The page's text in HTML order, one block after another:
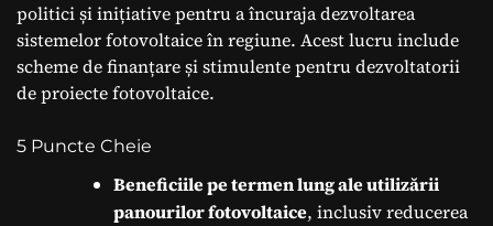
politici și inițiative pentru a încuraja dezvoltarea
sistemelor fotovoltaice în regiune. Acest lucru include
scheme de finanțare și stimulente pentru dezvoltatorii
de proiecte fotovoltaice.
5 Puncte Cheie
Beneficiile pe termen lung ale utilizării
panourilor fotovoltaice, inclusiv reducerea